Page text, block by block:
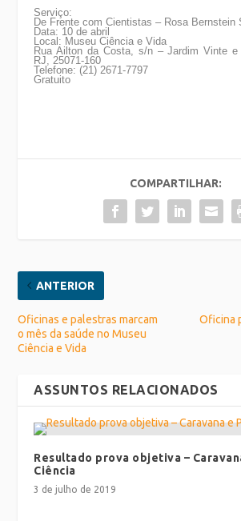
Serviço:
De Frente com Cientistas – Rosa Bernstein
Data: 10 de abril
Local: Museu Ciência e Vida
Rua Ailton da Costa, s/n – Jardim Vinte e
RJ, 25071-160
Telefone: (21) 2671-7797
Gratuito
COMPARTILHAR:
ANTERIOR
Oficinas e palestras marcam
o mês da saúde no Museu
Ciência e Vida
Oficina
ASSUNTOS RELACIONADOS
Resultado prova objetiva –
Ciência
3 de julho de 2019